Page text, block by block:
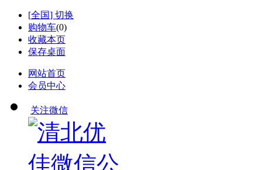
[全国] 切换
购物车(0)
收藏本页
保存桌面
网站首页
会员中心
关注微信